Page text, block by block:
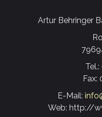
Artur Behringer
Fax:
E-Mail:
Web: http://